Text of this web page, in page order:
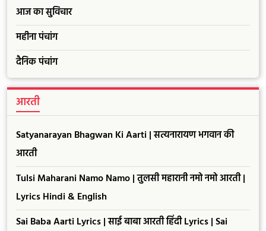
आज का सुविचार
महीना पंचांग
दैनिक पंचांग
आरती
Satyanarayan Bhagwan Ki Aarti | सत्यनारायण भगवान की
आरती
Tulsi Maharani Namo Namo | तुलसी महारानी नमो नमो आरती |
Lyrics Hindi & English
Sai Baba Aarti Lyrics | साई बाबा आरती हिंदी Lyrics | Sai